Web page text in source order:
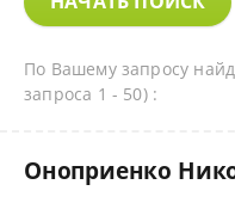
По Вашему запросу
запроса 1 - 50) :
Оноприенко